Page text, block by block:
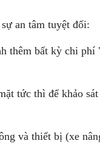
an tâm tuyệt đối:
thêm bất kỳ chi phí
tức thì để khảo sát
và thiết bị (xe